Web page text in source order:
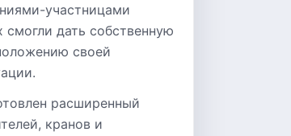
участницами
дать собственную
своей
расширенный
кранов и